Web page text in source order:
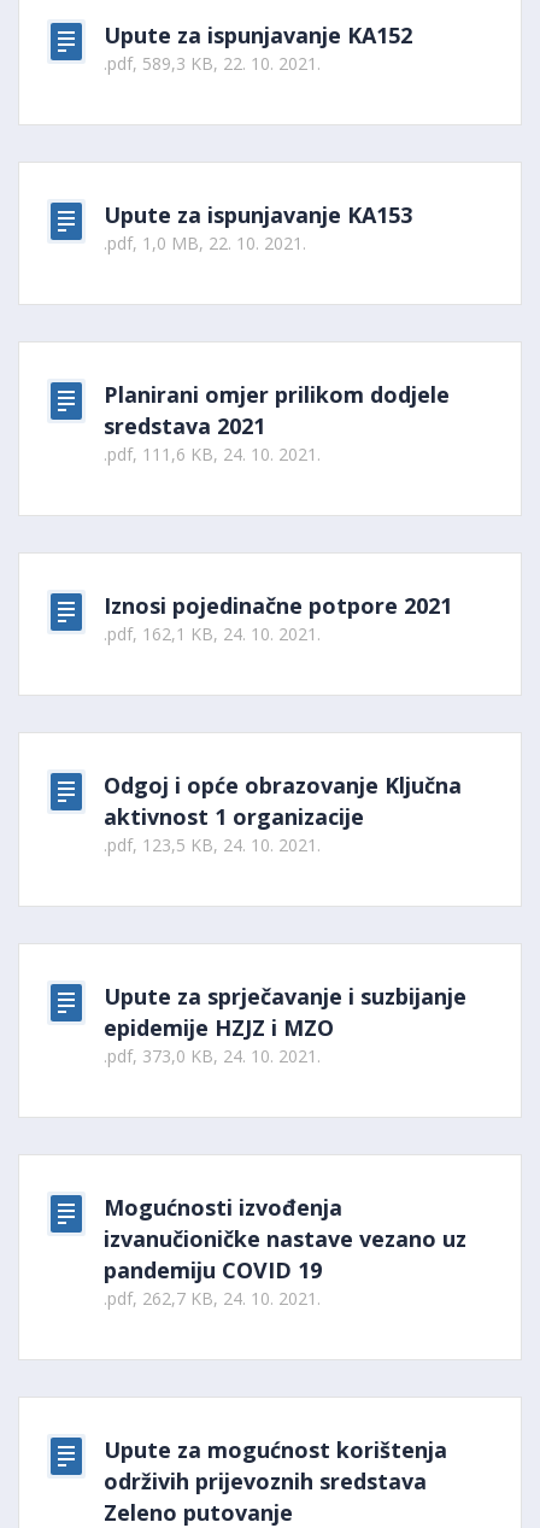
Upute za ispunjavanje KA152
.pdf, 589,3 KB, 22. 10. 2021.
Upute za ispunjavanje KA153
.pdf, 1,0 MB, 22. 10. 2021.
Planirani omjer prilikom dodjele
sredstava 2021
.pdf, 111,6 KB, 24. 10. 2021.
Iznosi pojedinačne potpore 2021
.pdf, 162,1 KB, 24. 10. 2021.
Odgoj i opće obrazovanje Ključna
aktivnost 1 organizacije
.pdf, 123,5 KB, 24. 10. 2021.
Upute za sprječavanje i suzbijanje
epidemije HZJZ i MZO
.pdf, 373,0 KB, 24. 10. 2021.
Mogućnosti izvođenja
izvanučioničke nastave vezano uz
pandemiju COVID 19
.pdf, 262,7 KB, 24. 10. 2021.
Upute za mogućnost korištenja
održivih prijevoznih sredstava
Zeleno putovanje